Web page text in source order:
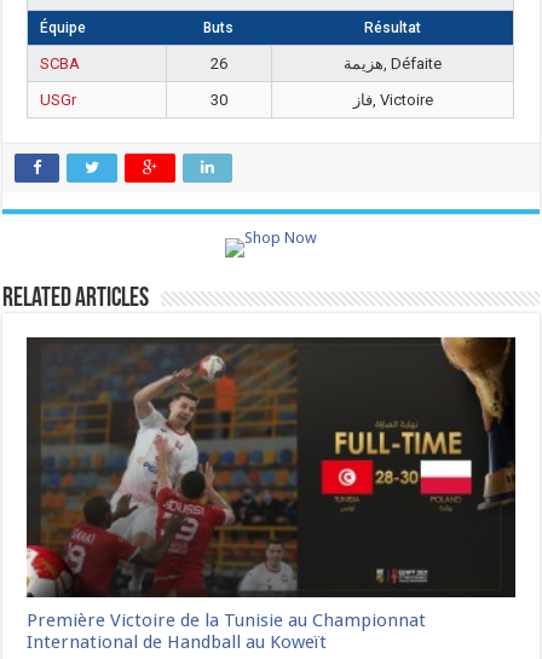
Équipe Buts Résultat
SCBA 26
هزيمة, Défaite
USGr
30 فاز, Victoire
Related Articles
Première Victoire de la Tunisie au Championnat
International de Handball au Koweït